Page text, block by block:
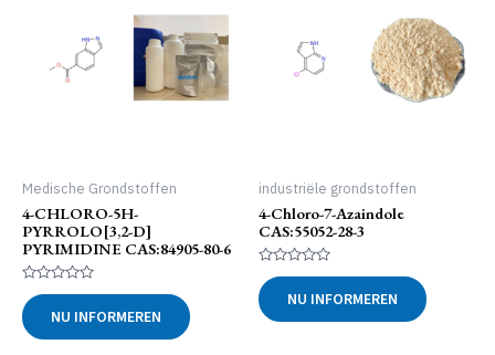
gekozen
worden
op
Medische Grondstoffen
4-CHLORO-5H-
PYRROLO[3,2-D]
PYRIMIDINE CAS:84905-80-6
Gewaardeerd
0
uit
5
NU INFORMEREN
industriële grondstoffen
4-Chloro-7-Azaindole
CAS:55052-28-3
Gewaardeerd
0
uit
5
NU INFORMEREN